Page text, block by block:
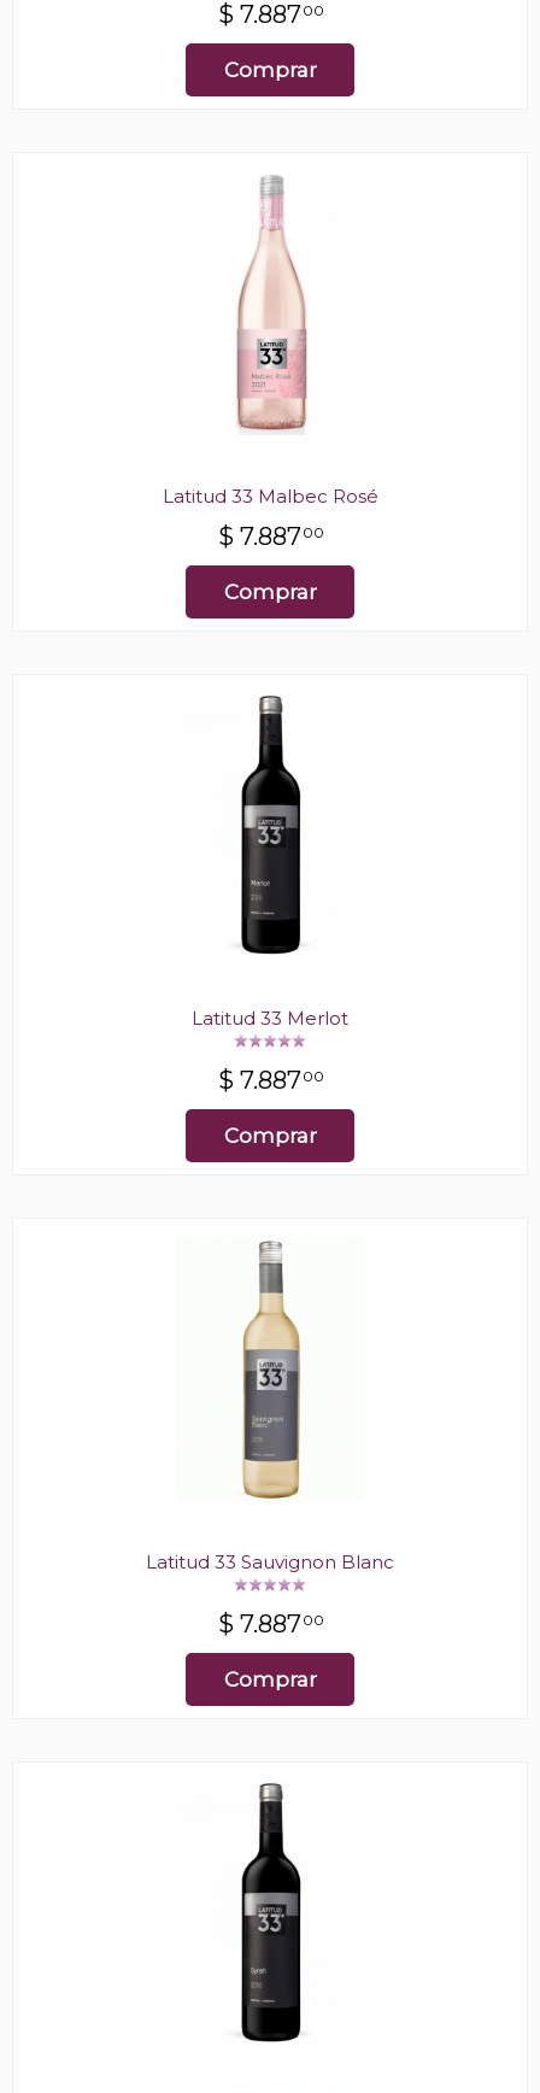
$ 7.88700
Comprar
Latitud 33 Malbec Rosé
$ 7.88700
Comprar
Latitud 33 Merlot
$ 7.88700
Comprar
Latitud 33 Sauvignon Blanc
$ 7.88700
Comprar